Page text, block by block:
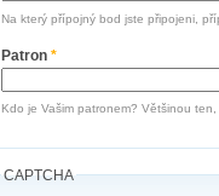
Na který přípojný bod jste připojeni,
Patron*
Kdo je Vašim patronem? Většinou
CAPTCHA